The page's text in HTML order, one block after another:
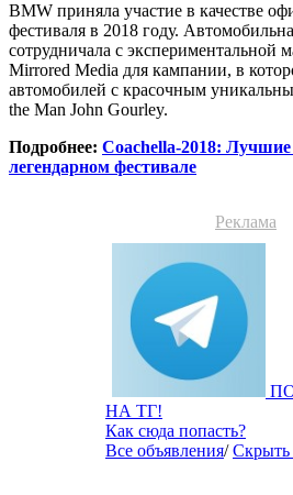
BMW приняла участие в качестве
фестиваля в 2018 году.
сотрудничала с экспериментальной
Mirrored Media для кампании, в
автомобилей с красочным
the Man John Gourley.
Подробнее: Coachella-2018:
легендарном фестивале
Реклама
НА ТГ!
Как сюда попасть?
Все объявления/Скрыть